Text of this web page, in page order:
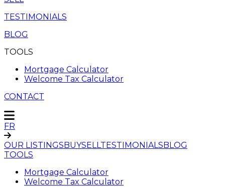
TESTIMONIALS
BLOG
TOOLS
Mortgage Calculator
Welcome Tax Calculator
CONTACT
FR
OUR LISTINGSBUYSELLTESTIMONIALSBLOG
TOOLS
Mortgage Calculator
Welcome Tax Calculator